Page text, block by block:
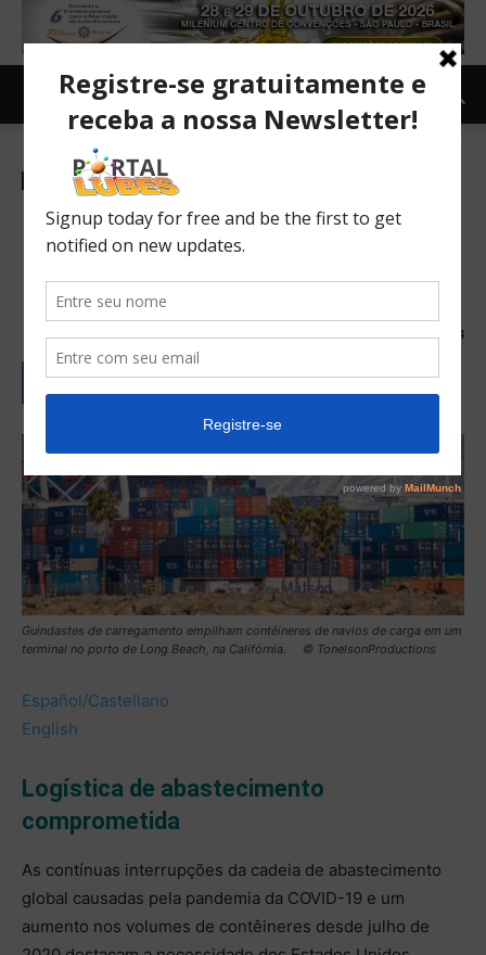
Mercado Internacional
Crise e problemas na
logística de abastecimento
nos EUA
15/06/2021 1294
Guindastes de carregamento empilham contêineres de navios de carga em um
terminal no porto de Long Beach, na Califórnia. © TonelsonProductions
Español/Castellano
English
Logística de abastecimento
comprometida
As contínuas interrupções da cadeia de abastecimento
global causadas pela pandemia da COVID-19 e um
aumento nos volumes de contêineres desde julho de